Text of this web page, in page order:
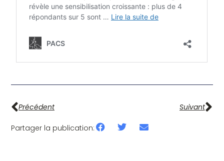
Précédent Suivant
Partager la publication: